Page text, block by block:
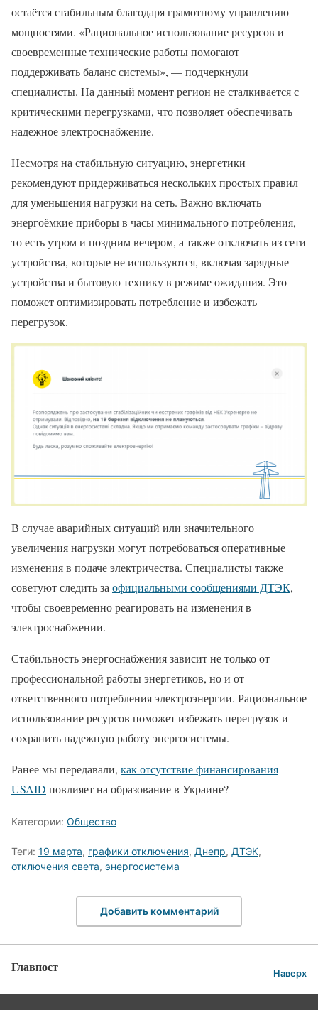
остаётся стабильным благодаря грамотному управлению
мощностями. «Рациональное использование ресурсов и
своевременные технические работы помогают
поддерживать баланс системы», — подчеркнули
специалисты. На данный момент регион не сталкивается с
критическими перегрузками, что позволяет обеспечивать
надежное электроснабжение.
Несмотря на стабильную ситуацию, энергетики
рекомендуют придерживаться нескольких простых правил
для уменьшения нагрузки на сеть. Важно включать
энергоёмкие приборы в часы минимального потребления,
то есть утром и поздним вечером, а также отключать из сети
устройства, которые не используются, включая зарядные
устройства и бытовую технику в режиме ожидания. Это
поможет оптимизировать потребление и избежать
перегрузок.
В случае аварийных ситуаций или значительного
увеличения нагрузки могут потребоваться оперативные
изменения в подаче электричества. Специалисты также
советуют следить за официальными сообщениями ДТЭК,
чтобы своевременно реагировать на изменения в
электроснабжении.
Стабильность энергоснабжения зависит не только от
профессиональной работы энергетиков, но и от
ответственного потребления электроэнергии. Рациональное
использование ресурсов поможет избежать перегрузок и
сохранить надежную работу энергосистемы.
Ранее мы передавали, как отсутствие финансирования
USAID повлияет на образование в Украине?
Категории: Общество
Теги: 19 марта, графики отключения, Днепр, ДТЭК,
отключения света, энергосистема
Добавить комментарий
Главпост Наверх